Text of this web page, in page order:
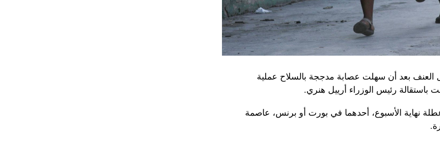
في تصريحات لصحيفة «بوليتيكا» الصربية قبل وصوله
«الفاضح» للسفارة الصينية في يوغوسلافيا عام
منطقة البيرينيه الجبلية أمس، في اليوم الثاني
الحرب في أوكرانيا والخلافات التجارية.
جبل تورماليه، إحدى محطات الصعود في طواف
العنف بعد أن سهلت عصابة مدججة بالسلاح عملية
رئيس الوزراء أرييل هنري.
نهاية الأسبوع، أحدهما في بورت أو برنس، عاصمة